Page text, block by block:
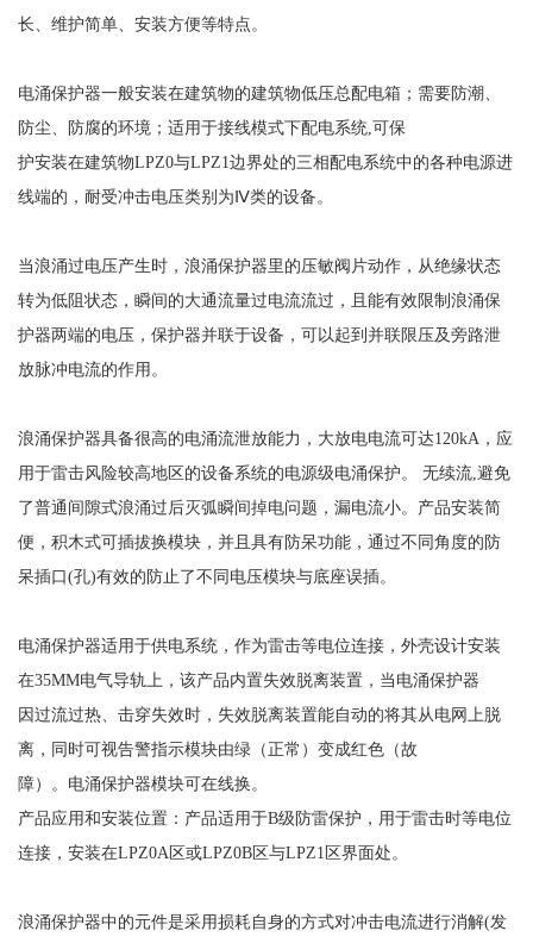
长、维护简单、安装方便等特点。
电涌保护器一般安装在建筑物的建筑物低压总配电箱；需要防潮、
防尘、防腐的环境；适用于接线模式下配电系统, 可保
护安装在建筑物LPZ0与LPZ1边界处的三相配电系统中的各种电源进
线端的，耐受冲击电压类别为Ⅳ类的设备。
当浪涌过电压产生时，浪涌保护器里的压敏阀片动作，从绝缘状态
转为低阻状态，瞬间的大通流量过电流流过，且能有效限制浪涌保
护器两端的电压，保护器并联于设备，可以起到并联限压及旁路泄
放脉冲电流的作用。
浪涌保护器具备很高的电涌流泄放能力，大放电电流可达120kA ，应
用于雷击风险较高地区的设备系统的电源级电涌保护。 无续流, 避免
了普通间隙式浪涌过后灭弧瞬间掉电问题，漏电流小。产品安装简
便，积木式可插拔换模块，并且具有防呆功能，通过不同角度的防
呆插口(孔)有效的防止了不同电压模块与底座误插。
电涌保护器适用于供电系统，作为雷击等电位连接，外壳设计安装
在35MM电气导轨上，该产品内置失效脱离装置，当电涌保护器
因过流过热、击穿失效时，失效脱离装置能自动的将其从电网上脱
离，同时可视告警指示模块由绿（正常）变成红色（故
障）。电涌保护器模块可在线换。
产品应用和安装位置：产品适用于B级防雷保护，用于雷击时等电位
连接，安装在LPZ0A区或LPZ0B区与LPZ1 区界面处。
浪涌保护器中的元件是采用损耗自身的方式对冲击电流进行消解(发